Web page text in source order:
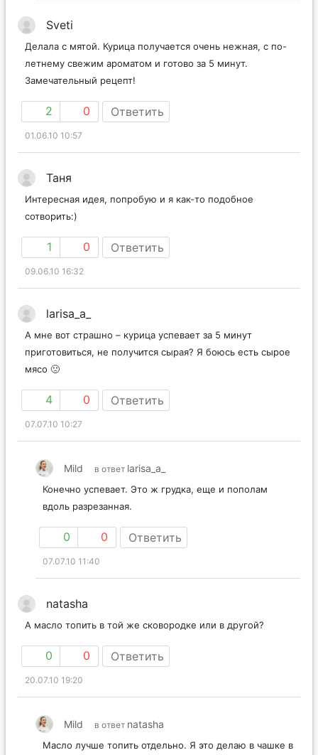
Sveti
Делала с мятой. Курица получается очень нежная, с по-
летнему свежим ароматом и готово за 5 минут.
Замечательный рецепт!
2 0 Ответить
01.06.10 10:57
Таня
Интересная идея, попробую и я как-то подобное
сотворить:)
1 0 Ответить
09.06.10 16:32
larisa_a_
А мне вот страшно – курица успевает за 5 минут
приготовиться, не получится сырая? Я боюсь есть сырое
мясо 🙁
4 0 Ответить
07.07.10 10:27
Mild в ответ larisa_a_
Конечно успевает. Это ж грудка, еще и пополам
вдоль разрезанная.
0 0 Ответить
07.07.10 11:40
natasha
А масло топить в той же сковородке или в другой?
0 0 Ответить
20.07.10 19:20
Mild в ответ natasha
Масло лучше топить отдельно. Я это делаю в чашке в